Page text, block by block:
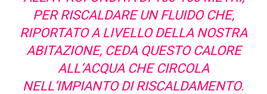
PER RISCALDARE UN FLUIDO CHE,
RIPORTATO A LIVELLO DELLA NOSTRA
ABITAZIONE, CEDA QUESTO CALORE
ALL’ACQUA CHE CIRCOLA
NELL’IMPIANTO DI RISCALDAMENTO.